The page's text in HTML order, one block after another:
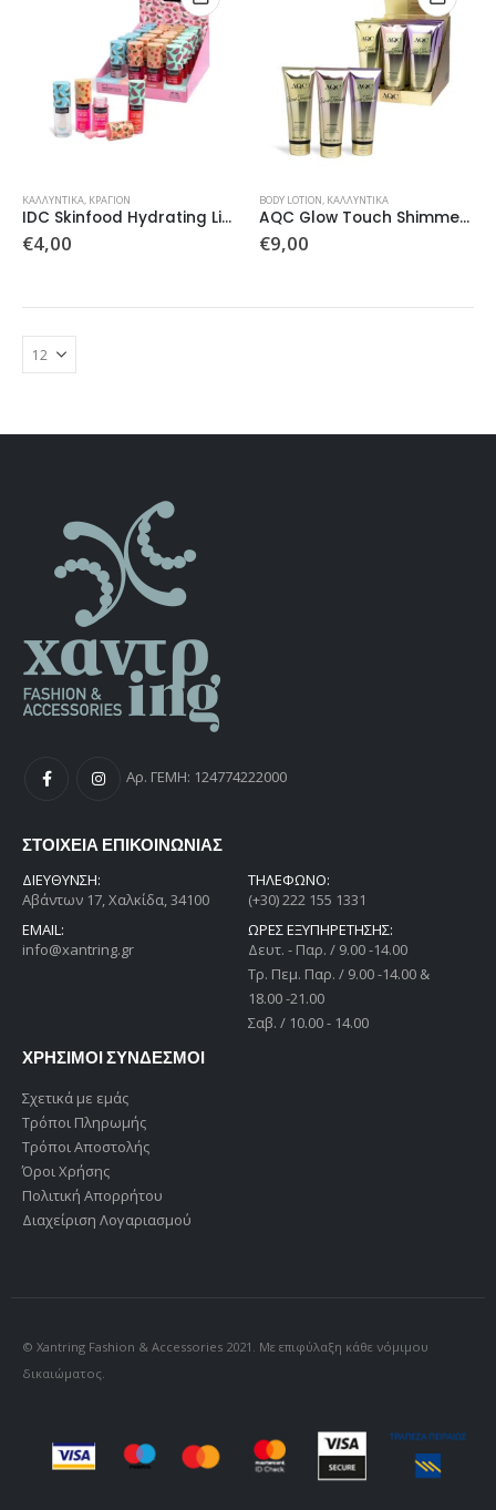
ΚΑΛΛΥΝΤΙΚΆ ΚΡΑΓΙΟΝ
IDC Skinfood Hydrating Lip Oil
€4,00
BODY LOTION ΚΑΛΛΥΝΤΙΚΆ
AQC Glow Touch Shimmer Body Lotion Κρέμα Σώματος με Shimmer 236ml
€9,00
Αρ. ΓΕΜΗ: 124774222000
ΣΤΟΙΧΕΙΑ ΕΠΙΚΟΙΝΩΝΙΑΣ
ΔΙΕΎΘΥΝΣΗ:
Αβάντων 17, Χαλκίδα, 34100
ΤΗΛΕΦΩΝΟ:
(+30) 222 155 1331
EMAIL:
info@xantring.gr
ΩΡΕΣ ΕΞΥΠΗΡΕΤΗΣΗΣ:
Δευτ. - Παρ. / 9.00 -14.00
Tρ. Πεμ. Παρ. / 9.00 -14.00 &
18.00 -21.00
Σαβ. / 10.00 - 14.00
ΧΡΗΣΙΜΟΙ ΣΥΝΔΕΣΜΟΙ
Σχετικά με εμάς
Τρόποι Πληρωμής
Τρόποι Αποστολής
Όροι Χρήσης
Πολιτική Απορρήτου
Διαχείριση Λογαριασμού
© Xantring Fashion & Accessories 2021. Με επιφύλαξη κάθε νόμιμου
δικαιώματος.